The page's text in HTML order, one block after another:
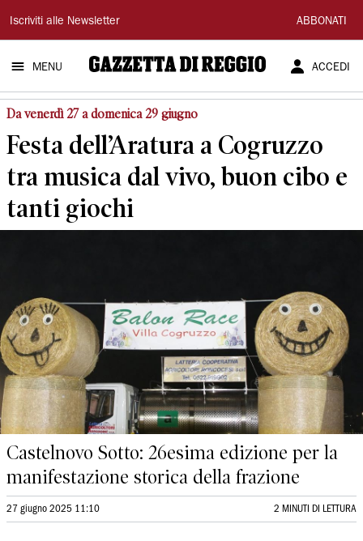
Gazzetta
di
Reggio
Iscriviti alle Newsletter ABBONATI
MENU ACCEDI
Da venerdì 27 a domenica 29 giugno
Festa dell’Aratura a Cogruzzo
tra musica dal vivo, buon cibo e
tanti giochi
Castelnovo Sotto: 26esima edizione per la
manifestazione storica della frazione
27 giugno 2025 11:10 2 MINUTI DI LETTURA